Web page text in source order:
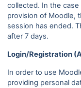
collected. In the
provision of Moodle,
session has ended.
after 7 days.
Login/Registration
In order to use
providing personal